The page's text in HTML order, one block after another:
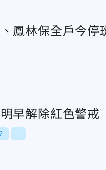
鳳林保全戶今停
早解除紅色警戒